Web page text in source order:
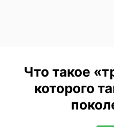
Что такое
которого